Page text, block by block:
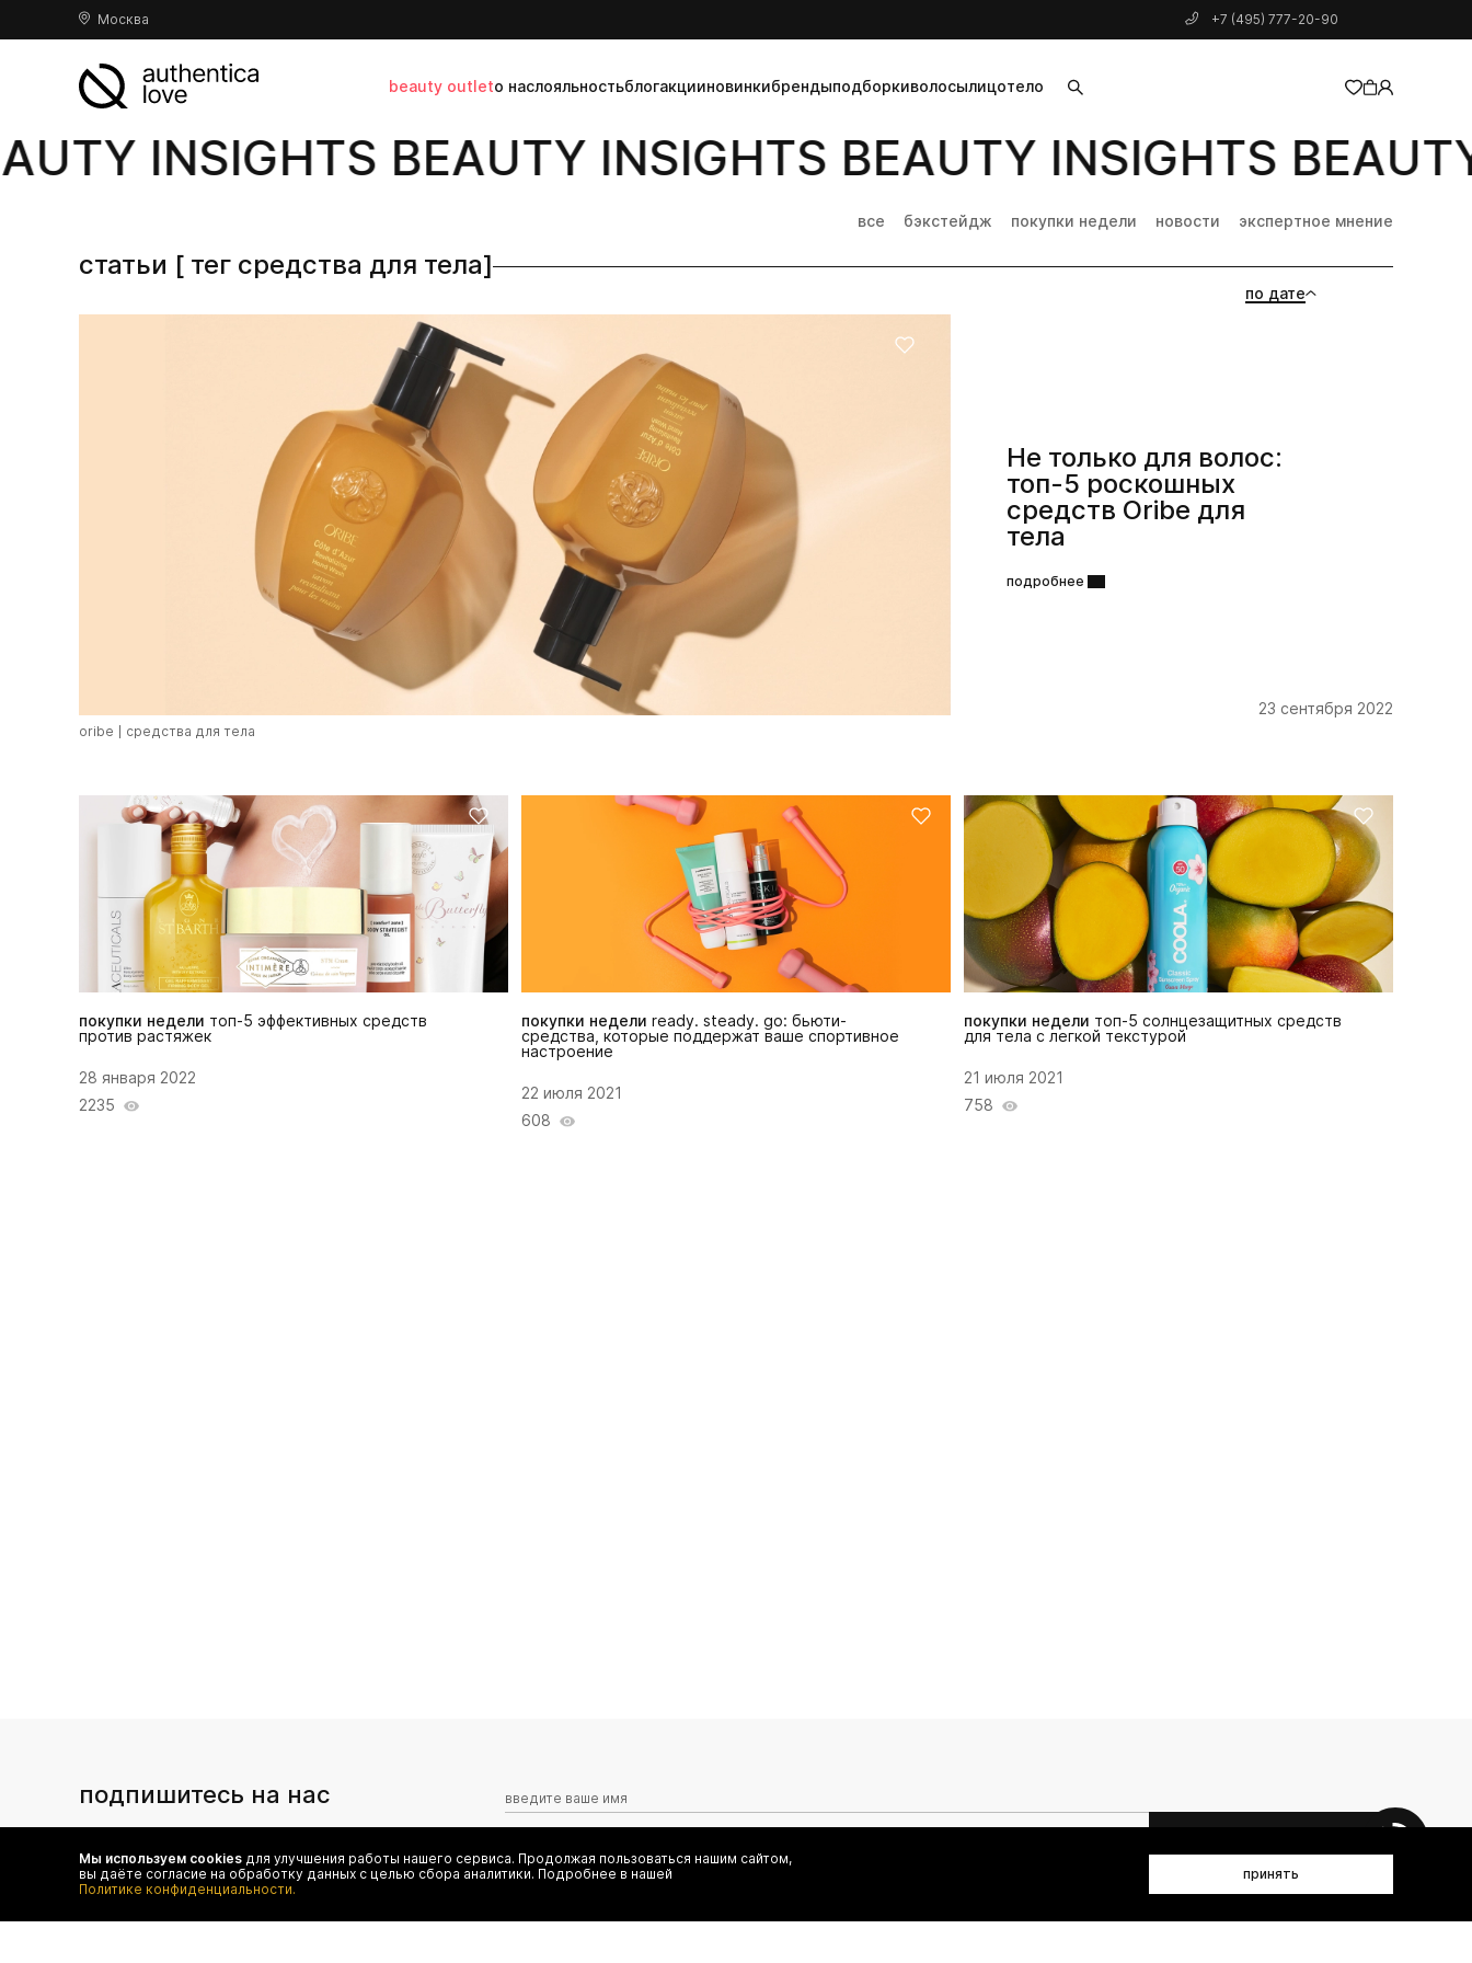
Москва +7 (495) 777-20-90
beauty outletо наслояльностьблогакцииновинкибрендыподборкиволосылицотело
добавлен в корзину
INSIGHTS BEAUTY INSIGHTS BEAUTY INSIGHTS
все бэкстейдж покупки недели новости экспертное мнение
статьи [ тег средства для тела]
по дате
Не только для волос:
топ-5 роскошных
средств Oribe для
тела
подробнее
23 сентября 2022
oribe средства для тела
покупки недели топ-5 эффективных средств
против растяжек
28 января 2022
2235
покупки недели ready. steady. go: бьюти-
средства, которые поддержат ваше спортивное
настроение
22 июля 2021
608
покупки недели топ-5 солнцезащитных средств
для тела с легкой текстурой
21 июля 2021
758
подпишитесь на нас
и специальным предложениям authentica.love
Я даю согласие на сбор, обработку и хранение моих персональных данных (имя, email, телефон) для получения рекламных и
Политикой конфиденциальности
Мы используем cookies для улучшения работы нашего сервиса. Продолжая пользоваться нашим сайтом,
вы даёте согласие на обработку данных с целью сбора аналитики. Подробнее в нашей
Политике конфиденциальности.
принять